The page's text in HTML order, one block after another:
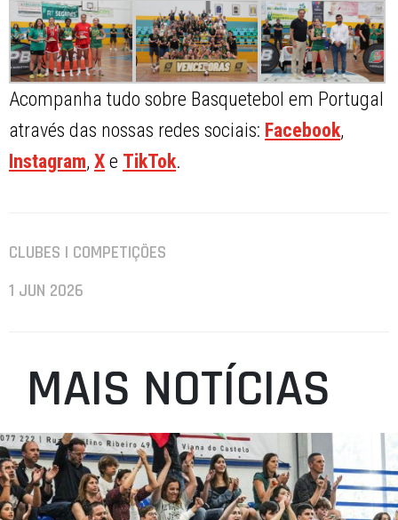
Acompanha tudo sobre Basquetebol em Portugal
através das nossas redes sociais: Facebook,
Instagram,X e TikTok.
CLUBES | COMPETIÇÕES
1 JUN 2026
MAIS NOTÍCIAS